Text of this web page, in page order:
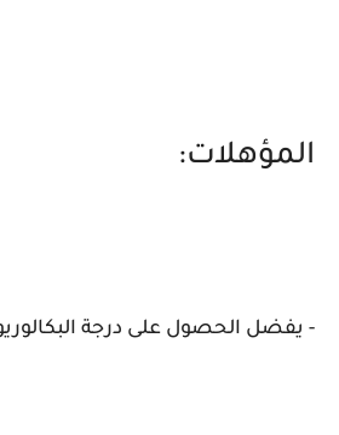
المؤهلات:
- يفضل الحصول على درجة